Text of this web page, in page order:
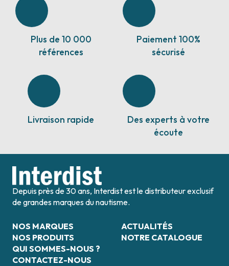
Plus de 10 000
références
Paiement 100%
sécurisé
Livraison rapide
Des experts à votre
écoute
Depuis près de 30 ans, Interdist est le distributeur exclusif
de grandes marques du nautisme.
NOS MARQUES
NOS PRODUITS
QUI SOMMES-NOUS ?
CONTACTEZ-NOUS
ACTUALITÉS
NOTRE CATALOGUE